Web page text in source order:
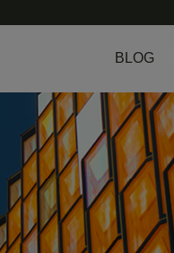
BLOG